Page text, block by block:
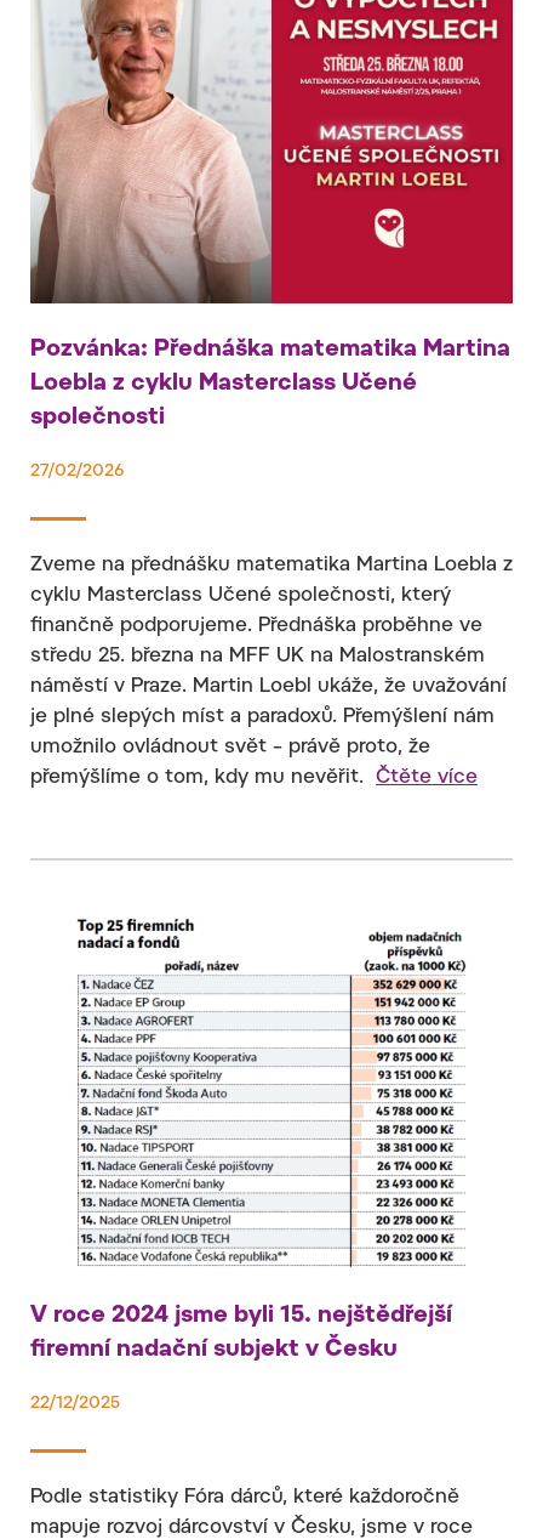
Pozvánka: Přednáška matematika Martina
Loebla z cyklu Masterclass Učené
společnosti
27/02/2026
Zveme na přednášku matematika Martina Loebla z
cyklu Masterclass Učené společnosti, který
finančně podporujeme. Přednáška proběhne ve
středu 25. března na MFF UK na Malostranském
náměstí v Praze. Martin Loebl ukáže, že uvažování
je plné slepých míst a paradoxů. Přemýšlení nám
umožnilo ovládnout svět – právě proto, že
přemýšlíme o tom, kdy mu nevěřit. Čtěte více
V roce 2024 jsme byli 15. nejštědřejší
firemní nadační subjekt v Česku
22/12/2025
Podle statistiky Fóra dárců, které každoročně
mapuje rozvoj dárcovství v Česku, jsme v roce